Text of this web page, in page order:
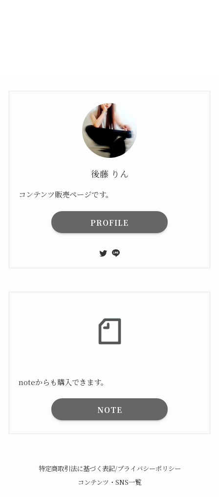
後藤 りん
コンテンツ販売ページです。
PROFILE
noteからも購入できます。
NOTE
特定商取引法に基づく表記/プライバシーポリシー
コンテンツ・SNS一覧